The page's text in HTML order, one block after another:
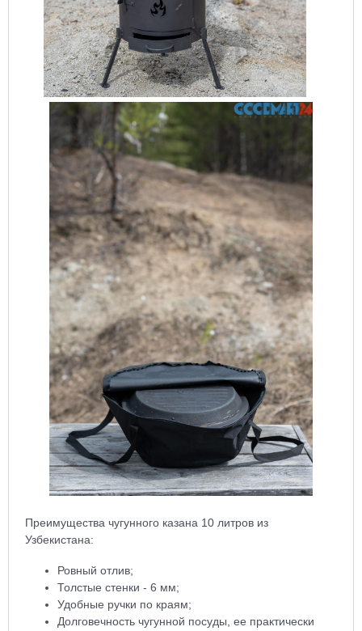
Преимущества чугунного казана 10 литров из
Узбекистана:
Ровный отлив;
Толстые стенки - 6 мм;
Удобные ручки по краям;
Долговечность чугунной посуды, ее практически